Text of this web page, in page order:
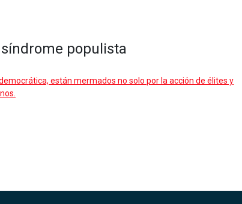
populista
están mermados no solo por la acción de élites y